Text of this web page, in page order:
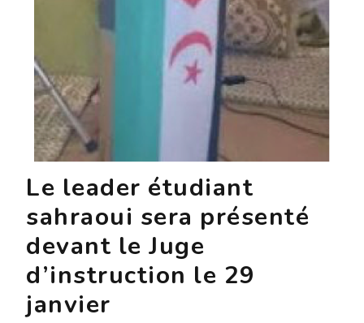
Le leader étudiant
sahraoui sera présenté
devant le Juge
d’instruction le 29
janvier